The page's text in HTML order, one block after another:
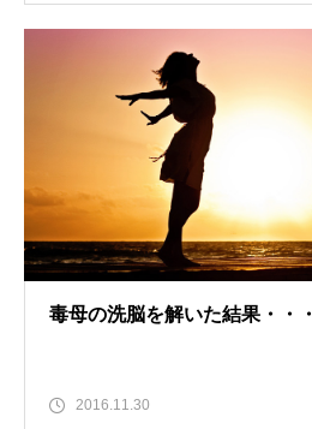
毒母の洗脳を解いた結果・・・
2016.11.30